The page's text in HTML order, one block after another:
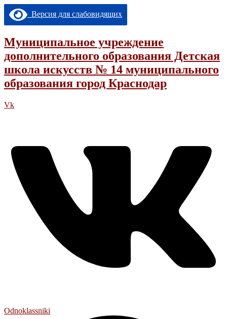
Перейти
содержимому
Версия для слабовидящих
Муниципальное учреждение
дополнительного образования Детская
школа искусств № 14 муниципального
образования город Краснодар
Vk
Odnoklassniki